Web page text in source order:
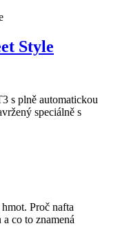
Style
s plně automatickou
speciálně s